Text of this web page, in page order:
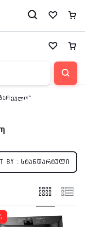
by : სტანდარტული